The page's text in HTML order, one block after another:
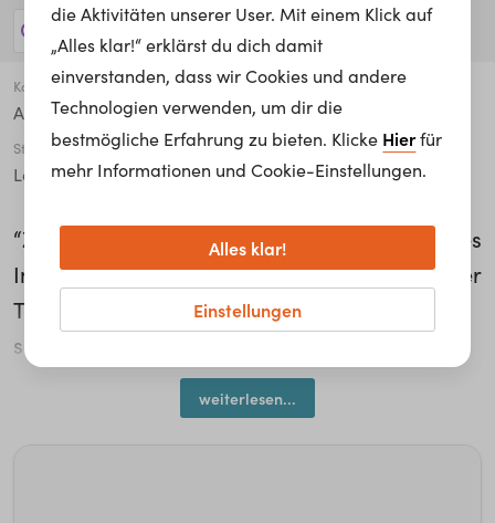
Karriere Level
Auszubildender*e / Lehrling / Lernender*e
Studiengang
Lehre/Ausbildung
“Ziemlich wichtig ist, dass man ein technisches
Interesse hat, und, dass man sich auch mit der
Technik zu Hause beschäftigt. Teamfähig
sollte man auch sein.“ Besonders gut gefallen
hat Armin Gölles bei seiner Lehre als
Elektroniker bei Austrian Airlines AG, dass er
weiterlesen...
die Aktivitäten unserer User. Mit einem Klick auf
„Alles klar!“ erklärst du dich damit
einverstanden, dass wir Cookies und andere
Technologien verwenden, um dir die
bestmögliche Erfahrung zu bieten. Klicke Hierfür
mehr Informationen und Cookie-Einstellungen.
Einstellungen
Alles klar!